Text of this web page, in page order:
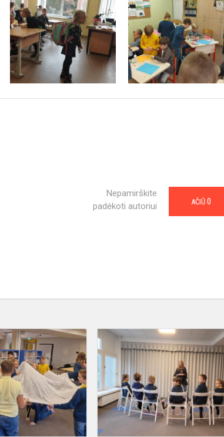
Nepamirškite
padėkoti autoriui
AČIŪ 0
Išvyka
Panevėžio
apskrities
Gabrielės
Petkevičaitės-
Bitės...